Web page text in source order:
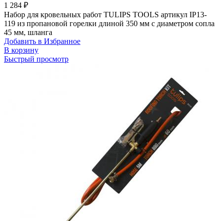
1 284 ₽
Набор для кровельных работ TULIPS TOOLS артикул IP13-
119 из пропановой горелки длиной 350 мм с диаметром сопла
45 мм, шланга
Добавить в Избранное
В корзину
Быстрый просмотр